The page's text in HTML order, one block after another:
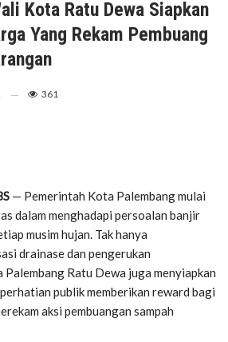
Kota Ratu Dewa Siapkan
Yang Rekam Pembuang
361
— Pemerintah Kota Palembang mulai
dalam menghadapi persoalan banjir
musim hujan. Tak hanya
drainase dan pengerukan
Ratu Dewa juga menyiapkan
publik memberikan reward bagi
aksi pembuangan sampah